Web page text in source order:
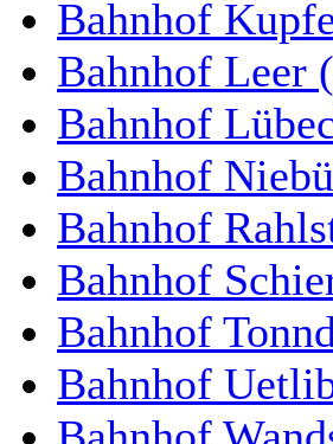
Bahnhof
Bahnhof Leer
Bahnhof
Bahnhof
Bahnhof
Bahnhof
Bahnhof
Bahnhof